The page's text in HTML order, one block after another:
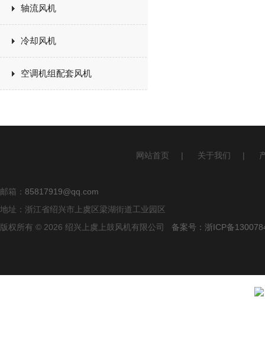
轴流风机
冷却风机
空调机组配套风机
网站首页 | 关于我们 |
邮箱： 85817919@qq.com
地址：浙江省绍兴市上虞区梁湖街道工业园区
版权所有 © 2026 绍兴上虞上鼓风机有限公司 备案号：浙ICP备